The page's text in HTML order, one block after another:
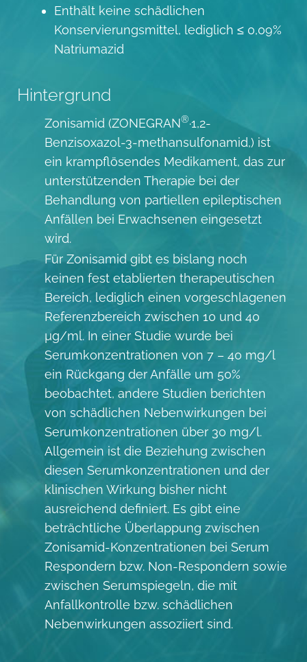
Enthält keine schädlichen
Konservierungsmittel, lediglich ≤ 0,09%
Natriumazid
Hintergrund
Zonisamid (ZONEGRAN®·1,2-
Benzisoxazol-3-methansulfonamid,) ist
ein krampflösendes Medikament, das zur
unterstützenden Therapie bei der
Behandlung von partiellen epileptischen
Anfällen bei Erwachsenen eingesetzt
wird.
Für Zonisamid gibt es bislang noch
keinen fest etablierten therapeutischen
Bereich, lediglich einen vorgeschlagenen
Referenzbereich zwischen 10 und 40
µg/ml. In einer Studie wurde bei
Serumkonzentrationen von 7 – 40 mg/l
ein Rückgang der Anfälle um 50%
beobachtet, andere Studien berichten
von schädlichen Nebenwirkungen bei
Serumkonzentrationen über 30 mg/l.
Allgemein ist die Beziehung zwischen
diesen Serumkonzentrationen und der
klinischen Wirkung bisher nicht
ausreichend definiert. Es gibt eine
beträchtliche Überlappung zwischen
Zonisamid-Konzentrationen bei Serum
Respondern bzw. Non-Respondern sowie
zwischen Serumspiegeln, die mit
Anfallkontrolle bzw. schädlichen
Nebenwirkungen assoziiert sind.